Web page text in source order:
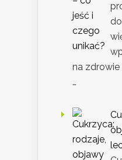
na zdrowie
…